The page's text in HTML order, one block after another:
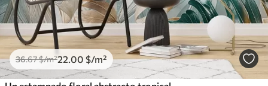
36.67$/m²22 .00 $/m²